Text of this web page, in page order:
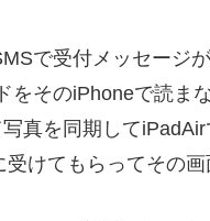
で受付メッセージ
をそのiPhoneで読ま
真を同期して
けてもらってその